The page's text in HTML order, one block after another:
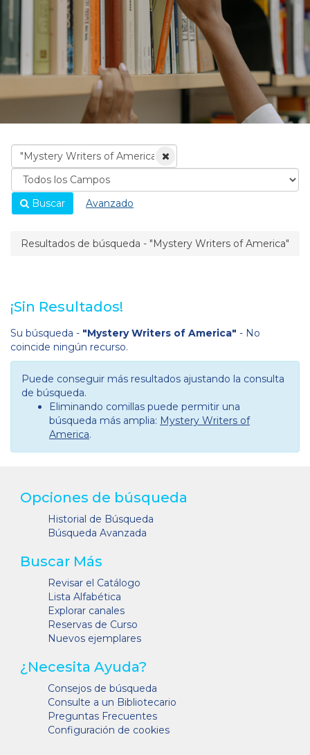
Buscar Avanzado
Resultados de búsqueda - "Mystery Writers of America"
¡Sin Resultados!
Su búsqueda - "Mystery Writers of America" - No
coincide ningún recurso.
Puede conseguir más resultados ajustando la consulta
de búsqueda.
Eliminando comillas puede permitir una
búsqueda más amplia: Mystery Writers of
America.
Opciones de búsqueda
Historial de Búsqueda
Búsqueda Avanzada
Buscar Más
Revisar el Catálogo
Lista Alfabética
Explorar canales
Reservas de Curso
Nuevos ejemplares
¿Necesita Ayuda?
Consejos de búsqueda
Consulte a un Bibliotecario
Preguntas Frecuentes
Configuración de cookies